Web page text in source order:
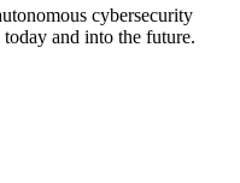
cybersecurity
and into the future.